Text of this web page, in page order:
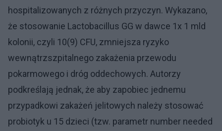
hospitalizowanych z różnych przyczyn. Wykazano,
że stosowanie Lactobacillus GG w dawce 1x 1 mld
kolonii, czyli 10(9) CFU, zmniejsza ryzyko
wewnątrzszpitalnego zakażenia przewodu
pokarmowego i dróg oddechowych. Autorzy
podkreślają jednak, że aby zapobiec jednemu
przypadkowi zakażeń jelitowych należy stosować
probiotyk u 15 dzieci (tzw. parametr number needed